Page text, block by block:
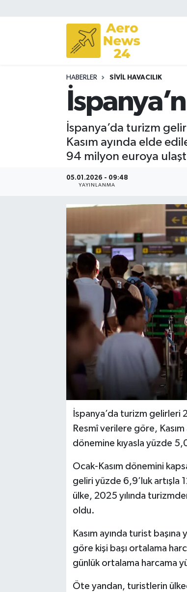
HABERLER SIVIL HAVACILIK
İspanya’da turizm
Kasım ayında elde
94 milyon euroya
05.01.2026 - 09:48
YAYINLANMA
İspanya’da turizm gelirleri
Resmî verilere göre,
dönemine kıyasla yüzde
Ocak-Kasım dönemini
geliri yüzde 6,9’luk
ülke, 2025 yılında
oldu.
Kasım ayında turist
göre kişi başı ortalama
günlük ortalama harcama
Öte yandan, turistlerin
Sivil Havacılık